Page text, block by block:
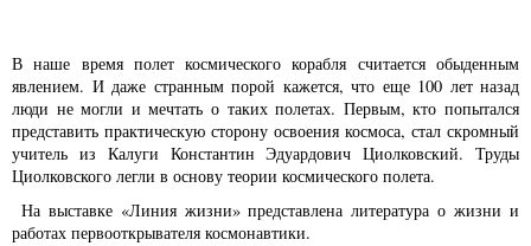
В наше время полет космического корабля считается обыденным
явлением. И даже странным порой кажется, что еще 100 лет назад
люди не могли и мечтать о таких полетах. Первым, кто попытался
представить практическую сторону освоения космоса, стал скромный
учитель из Калуги Константин Эдуардович Циолковский. Труды
Циолковского легли в основу теории космического полета.
На выставке «Линия жизни» представлена литература о жизни и
работах первооткрывателя космонавтики.